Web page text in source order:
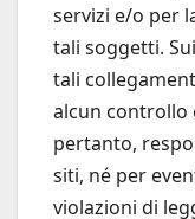
servizi e/o per
tali soggetti.
tali
alcun controllo
pertanto,
siti, né per
violazioni di